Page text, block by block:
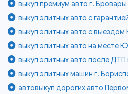
выкуп премиум авто г. Бровары
выкуп элитных авто с
выкуп элитных авто с выездом
выкуп элитных авто на месте
выкуп элитных авто после ДТП
выкуп элитных машин г.
автовыкуп дорогих авто